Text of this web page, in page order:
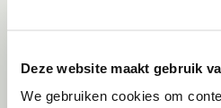
Deze website maakt gebruik
We gebruiken cookies om